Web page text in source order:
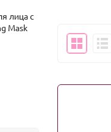
лица с
Mask